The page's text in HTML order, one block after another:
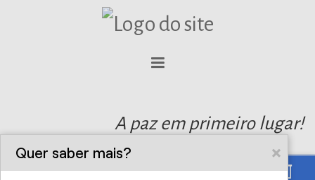
A paz em primeiro lugar!
Quer saber mais?